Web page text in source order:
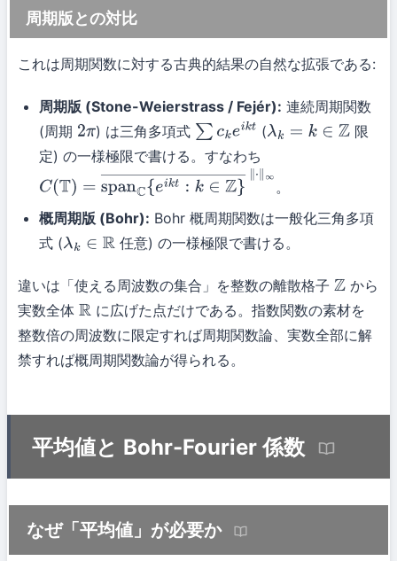
周期版との対比
これは周期関数に対する古典的結果の自然な拡張である:
周期版 (Stone-Weierstrass / Fejér): 連続周期関数
(周期 2π) は三角多項式 ∑ckeikt (λk=k∈Z
限
定) の一様極限で書ける。すなわち
C(T) = spanC{eikt:k∈Z } ―∥⋅∥ ∞
。
概周期版 (Bohr): Bohr 概周期関数は一般化三角多項
式 (λk∈R 任意) の一様極限で書ける。
違いは「使える周波数の集合」を整数の離散格子 Z から
実数全体 R に広げた点だけである。指数関数の素材を
整数倍の周波数に限定すれば周期関数論、実数全部に解
禁すれば概周期関数論が得られる。
平均値と Bohr-Fourier 係数
なぜ「平均値」が必要か